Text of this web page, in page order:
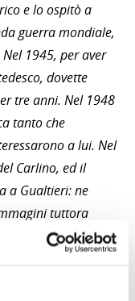
e lo ospitò a
guerra mondiale,
1945, per aver
dovette
tre anni. Nel 1948
tanto che
a lui. Nel
Carlino, ed il
a Gualtieri: ne
tuttora